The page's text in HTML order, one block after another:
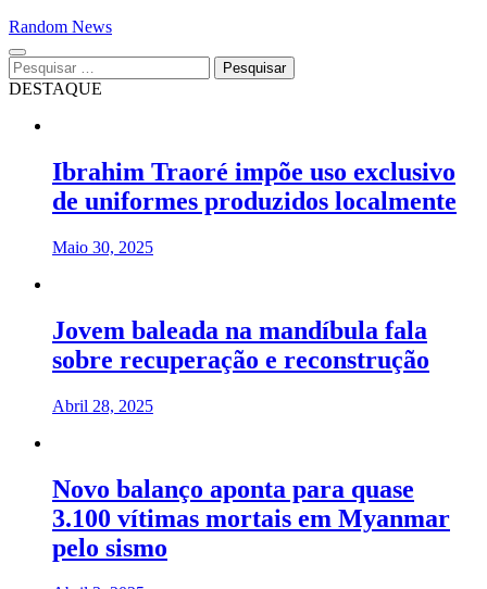
Random News
Pesquisar
por:
DESTAQUE
Ibrahim Traoré impõe uso exclusivo
de uniformes produzidos localmente
Maio 30, 2025
Jovem baleada na mandíbula fala
sobre recuperação e reconstrução
Abril 28, 2025
Novo balanço aponta para quase
3.100 vítimas mortais em Myanmar
pelo sismo